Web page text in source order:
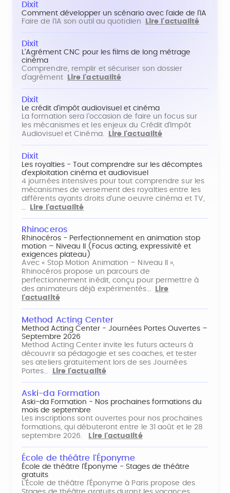
Dixit
Comment développer un scénario avec l'aide de l'IA
Faire de l'IA son outil au quotidien
Lire l'actualité
Dixit
L'Agrément CNC pour les films de long métrage
cinéma
Comprendre, remplir et sécuriser son dossier
d'agrément
Lire l'actualité
Dixit
Le crédit d'impôt audiovisuel et cinéma
La formation sera l'occasion de faire un focus sur
les mécanismes et les enjeux du Crédit d'Impôt
Audiovisuel et Cinéma.
Lire l'actualité
Dixit
Les royalties - Tout comprendre sur les décomptes
d'exploitation cinéma et audiovisuel
4 journées intensives pour tout comprendre sur les
mécanismes de versement des royalties entre les
différents ayants droits d'une oeuvre cinéma et TV,
…
Lire l'actualité
Rhinoceros
Rhinocéros - Perfectionnement en animation stop
motion – Niveau II (Focus acting, expressivité et
exigences plateau)
Avec « Stop Motion Animation – Niveau II »,
Rhinocéros propose un parcours de
perfectionnement inédit, conçu pour permettre à
des animateurs déjà expérimentés…
Lire
l'actualité
Method Acting Center
Method Acting Center - Journées Portes Ouvertes –
Septembre 2026
Method Acting Center invite les futurs acteurs à
découvrir sa pédagogie et ses coaches, et tester
ses ateliers gratuitement lors de ses Journées
Portes…
Lire l'actualité
Aski-da Formation
Aski-da Formation - Nos prochaines formations du
mois de septembre
Les inscriptions sont ouvertes pour nos prochaines
formations, qui débuteront entre le 31 août et le 28
septembre 2026.
Lire l'actualité
École de théâtre l'Éponyme
École de théâtre l'Éponyme - Stages de théâtre
gratuits
L'École de théâtre l'Éponyme à Paris propose des